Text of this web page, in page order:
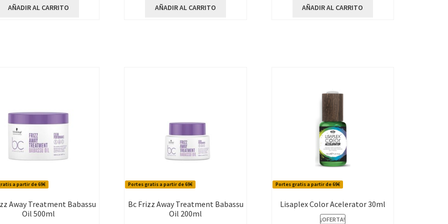
AÑADIR AL CARRITO AÑADIR AL CARRITO AÑADIR AL CARRITO
a partir de 69€
Away Treatment Babassu
Oil 500ml
Portes gratis a partir de 69€
Bc Frizz Away Treatment Babassu
Oil 200ml
Portes gratis a partir de 69€
Lisaplex Color Acelerator 30ml
¡OFERTA!